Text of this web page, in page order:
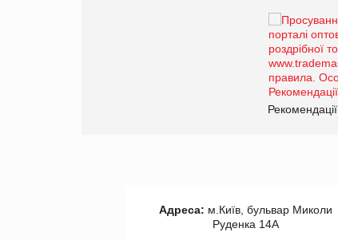
Рекомендації
Адреса: м.Київ, бульвар Миколи
Руденка 14А